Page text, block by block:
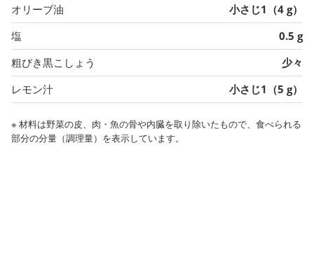
オリーブ油
小さじ1（4 g）
塩
0.5 g
粗びき黒こしょう
少々
レモン汁
小さじ1（5 g）
※ 材料は野菜の皮、肉・魚の骨や内臓を取り除いたもので、食べられる
部分の分量（調理量）を表示しています。